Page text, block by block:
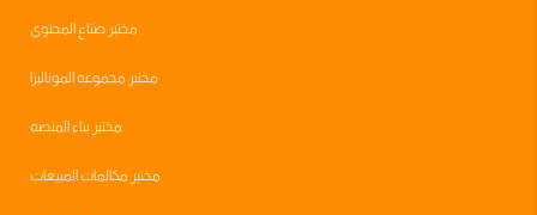
مختبر صناع المحتوى
مختبر مجموعه الموناليزا
مختبر بناء المنصه
مختبر مكالمات المبيعات